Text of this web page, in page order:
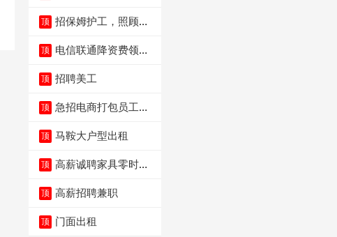
顶 招保姆护工，照顾病
顶 电信联通降资费领价
顶 招聘美工
顶 急招电商打包员工作
顶 马鞍大户型出租
顶 高薪诚聘家具零时促
顶 高薪招聘兼职
顶 门面出租